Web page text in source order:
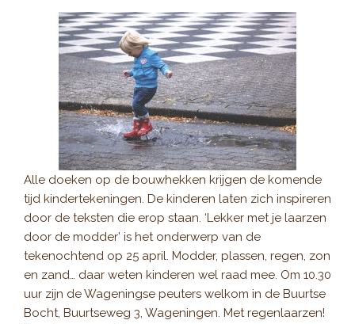
Alle doeken op de bouwhekken krijgen de komende
tijd kindertekeningen. De kinderen laten zich inspireren
door de teksten die erop staan. ‘Lekker met je laarzen
door de modder’ is het onderwerp van de
tekenochtend op 25 april. Modder, plassen, regen, zon
en zand… daar weten kinderen wel raad mee. Om 10.30
uur zijn de Wageningse peuters welkom in de Buurtse
Bocht, Buurtseweg 3, Wageningen. Met regenlaarzen!